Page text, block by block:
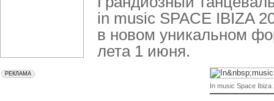
in music SPACE IBIZA
в новом уникальном
лета 1 июня.
In music Space Ibiza